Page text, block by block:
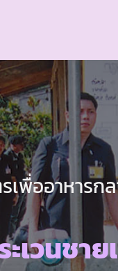
เพื่ออาหารก
ะเวนช